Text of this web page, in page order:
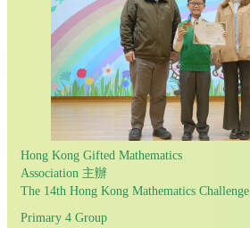
Hong Kong Gifted Mathematics
Association 主辦
The 14th Hong Kong Mathematics Challenge
Primary 4 Group